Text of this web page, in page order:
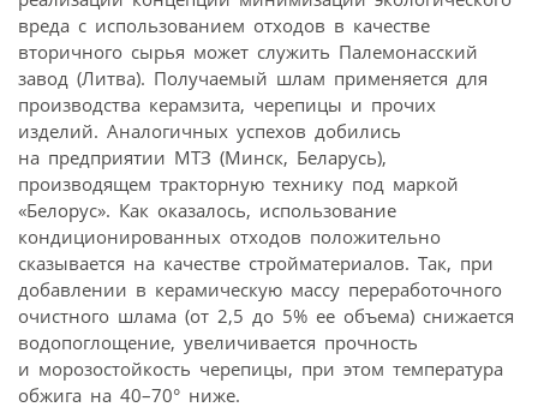
вреда с использованием отходов в качестве
вторичного сырья может служить Палемонасский
завод (Литва). Получаемый шлам применяется для
производства керамзита, черепицы и прочих
изделий. Аналогичных успехов добились
на предприятии МТЗ (Минск, Беларусь),
производящем тракторную технику под маркой
«Белорус». Как оказалось, использование
кондиционированных отходов положительно
сказывается на качестве стройматериалов. Так, при
добавлении в керамическую массу переработочного
очистного шлама (от 2,5 до 5% ее объема) снижается
водопоглощение, увеличивается прочность
и морозостойкость черепицы, при этом температура
обжига на 40–70° ниже.